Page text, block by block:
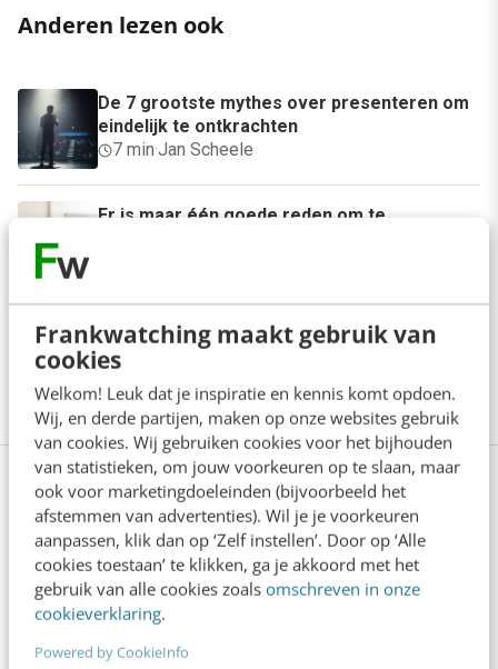
Frankwatching maakt gebruik van
cookies
Welkom! Leuk dat je inspiratie en kennis komt opdoen.
Wij, en derde partijen, maken op onze websites gebruik
van cookies. Wij gebruiken cookies voor het bijhouden
van statistieken, om jouw voorkeuren op te slaan, maar
ook voor marketingdoeleinden (bijvoorbeeld het
afstemmen van advertenties). Wil je je voorkeuren
aanpassen, klik dan op ‘Zelf instellen’. Door op ‘Alle
cookies toestaan’ te klikken, ga je akkoord met het
gebruik van alle cookies zoals omschreven in onze
cookieverklaring.
Powered by CookieInfo
Anderen lezen ook
De 7 grootste mythes over presenteren om
eindelijk te ontkrachten
7 min·Jan Scheele
Er is maar één goede reden om te
Heeft je team geen mening meer? Grote
kans dat jij de oorzaak bent
3 min
Bekijk deze topics of volg ze via een
NieuwsAlert
4 daagse werkweek Klachten Verlof
Werken